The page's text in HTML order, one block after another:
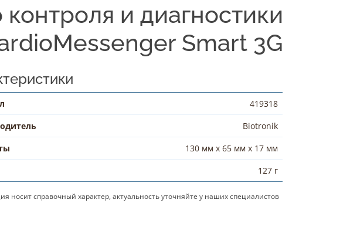
и диагностики
Smart 3G
419318
Biotronik
130 мм x 65 мм x 17 мм
127 г
носит справочный характер, актуальность уточняйте у наших специалистов